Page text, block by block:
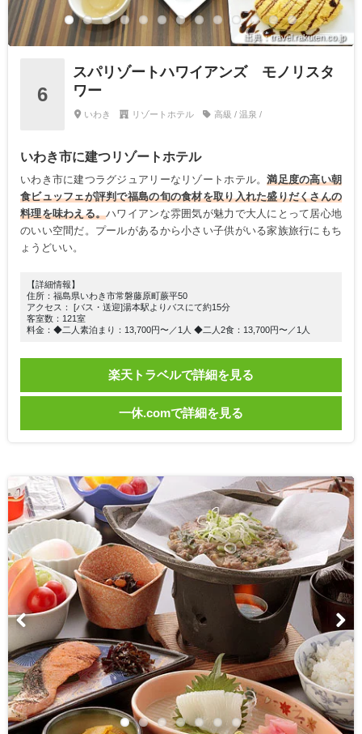
出典：travel.rakuten.co.jp
6
スパリゾートハワイアンズ モノリスタ
ワー
いわき リゾートホテル 高級 / 温泉 /
いわき市に建つリゾートホテル
いわき市に建つラグジュアリーなリゾートホテル。満足度の高い朝
食ビュッフェが評判で福島の旬の食材を取り入れた盛りだくさんの
料理を味わえる。ハワイアンな雰囲気が魅力で大人にとって居心地
のいい空間だ。プールがあるから小さい子供がいる家族旅行にもち
ょうどいい。
【詳細情報】
住所：福島県いわき市常磐藤原町蕨平50
アクセス： [バス・送迎]湯本駅よりバスにて約15分
客室数：121室
料金：◆二人素泊まり：13,700円〜／1人 ◆二人2食：13,700円〜／1人
楽天トラベルで詳細を見る
一休.comで詳細を見る